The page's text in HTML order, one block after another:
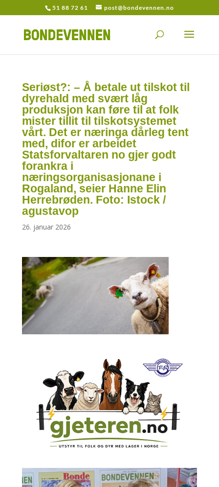
51 88 72 61 post@bondevennen.no
Seriøst?: – Å betale ut tilskot til
dyrehald med svært låg
produksjon kan føre til at folk
mister tillit til tilskotsystemet
vårt. Det er næringa dårleg tent
med, difor er arbeidet
Statsforvaltaren no gjer godt
forankra i
næringsorganisasjonane i
Rogaland, seier Hanne Elin
Herrebrøden. Foto: Istock /
agustavop
26. januar 2026